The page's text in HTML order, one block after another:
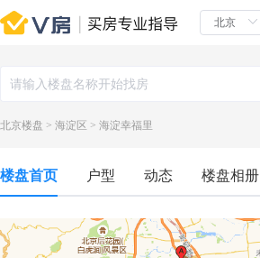
北京楼盘 > 海淀区 > 海淀幸福里
楼盘首页 户型 动态 楼盘相册